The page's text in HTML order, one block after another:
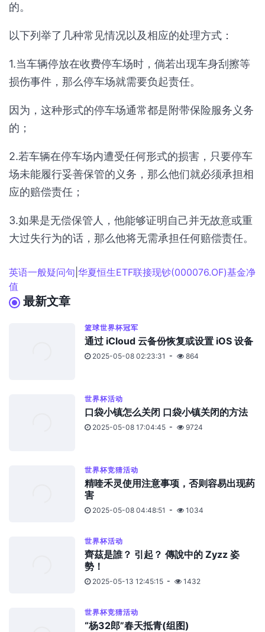
的。
以下列举了几种常见情况以及相应的处理方式：
1.当车辆停放在收费停车场时，倘若出现车身刮擦等
损伤事件，那么停车场就需要负起责任。
因为，这种形式的停车场通常都是附带保险服务义务
的；
2.若车辆在停车场内遭受任何形式的损害，只要停车
场未能履行妥善保管的义务，那么他们就必须承担相
应的赔偿责任；
3.如果是无偿保管人，他能够证明自己并无故意或重
大过失行为的话，那么他将无需承担任何赔偿责任。
英语一般疑问句 华夏恒生ETF联接现钞(000076.OF)基金净
值
最新文章
篮球世界杯冠军
通过 iCloud 云备份恢复或设置 iOS 设备
2025-05-08 02:23:31 864
世界杯活动
口袋小镇怎么关闭 口袋小镇关闭的方法
2025-05-08 17:04:45 9724
世界杯竞猜活动
精喹禾灵使用注意事项，否则容易出现药
害
2025-05-08 04:48:51 1034
世界杯活动
齊茲是誰？ 引起？ 傳說中的 Zyzz 姿
勢！
2025-05-13 12:45:15 1432
世界杯竞猜活动
“杨32郎”春天抵青(组图)